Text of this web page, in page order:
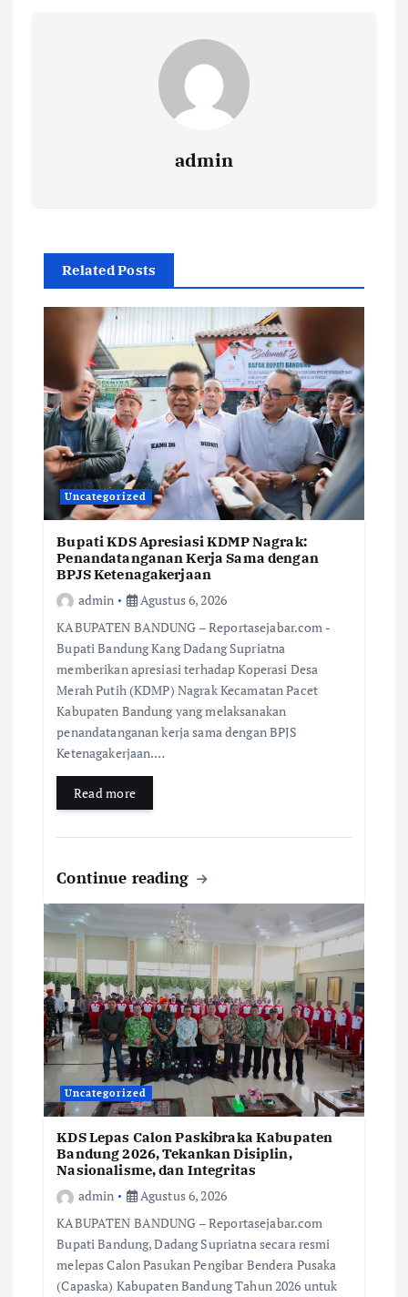
admin
Related Posts
Uncategorized
Bupati KDS Apresiasi KDMP Nagrak:
Penandatanganan Kerja Sama dengan
BPJS Ketenagakerjaan
admin
Agustus 6, 2026
KABUPATEN BANDUNG – Reportasejabar.com -
Bupati Bandung Kang Dadang Supriatna
memberikan apresiasi terhadap Koperasi Desa
Merah Putih (KDMP) Nagrak Kecamatan Pacet
Kabupaten Bandung yang melaksanakan
penandatanganan kerja sama dengan BPJS
Ketenagakerjaan.…
Read more
Continue reading
Uncategorized
KDS Lepas Calon Paskibraka Kabupaten
Bandung 2026, Tekankan Disiplin,
Nasionalisme, dan Integritas
admin
Agustus 6, 2026
KABUPATEN BANDUNG – Reportasejabar.com
Bupati Bandung, Dadang Supriatna secara resmi
melepas Calon Pasukan Pengibar Bendera Pusaka
(Capaska) Kabupaten Bandung Tahun 2026 untuk